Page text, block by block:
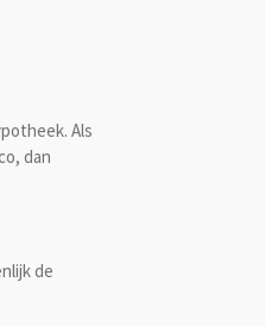
Als
dan
de